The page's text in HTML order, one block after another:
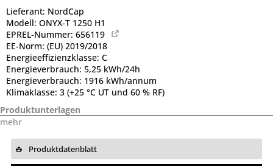
Lieferant: NordCap
Modell: ONYX-T 1250 H1
EPREL-Nummer: 656119
EE-Norm: (EU) 2019/2018
Energieeffizienzklasse: C
Energieverbrauch: 5,25 kWh/24h
Energieverbrauch: 1916 kWh/annum
Klimaklasse: 3 (+25 °C UT und 60 % RF)
Produktunterlagen
mehr
Produktdatenblatt